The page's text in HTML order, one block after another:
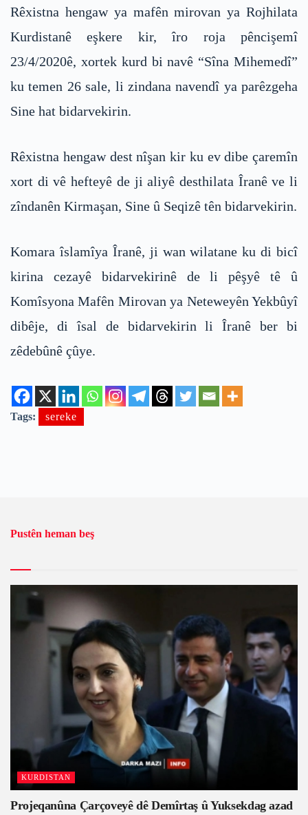
Rêxistna hengaw ya mafên mirovan ya Rojhilata
Kurdistanê eşkere kir, îro roja pêncişemî
23/4/2020ê, xortek kurd bi navê “Sîna Mihemedî”
ku temen 26 sale, li zindana navendî ya parêzgeha
Sine hat bidarvekirin.
Rêxistna hengaw dest nîşan kir ku ev dibe çaremîn
xort di vê hefteyê de ji aliyê desthilata Îranê ve li
zîndanên Kirmaşan, Sine û Seqizê tên bidarvekirin.
Komara îslamîya Îranê, ji wan wilatane ku di bicî
kirina cezayê bidarvekirinê de li pêşyê tê û
Komîsyona Mafên Mirovan ya Neteweyên Yekbûyî
dibêje, di îsal de bidarvekirin li Îranê ber bi
zêdebûnê çûye.
Tags: sereke
Pustên heman beş
KURDISTAN
Projeqanûna Çarçoveyê dê Demîrtaş û Yuksekdag azad